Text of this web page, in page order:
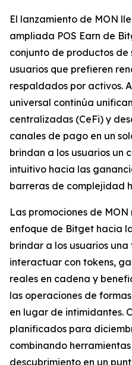
El lanzamiento de MON
ampliada POS Earn de
conjunto de productos
usuarios que prefieren
respaldados por activos.
universal continúa
centralizadas (CeFi) y
canales de pago en un
brindan a los usuarios un
intuitivo hacia las
barreras de complejidad
Las promociones de
enfoque de Bitget hacia
brindar a los usuarios
interactuar con tokens,
reales en cadena y
las operaciones de
en lugar de intimidantes.
planificados para
combinando
descubrimiento en un